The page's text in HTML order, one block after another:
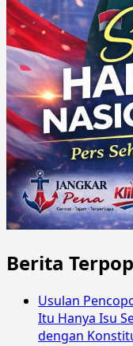
Berita
Usulan
Itu Hanya Isu
dengan